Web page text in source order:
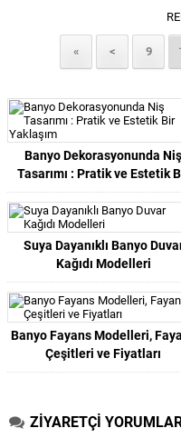
« < 9
Banyo Dekorasyonunda Niş
Tasarımı : Pratik ve Estetik
Yaklaşım
Suya Dayanıklı Banyo
Kağıdı Modelleri
Banyo Fayans Modelleri,
Çeşitleri ve Fiyatları
ZİYARETÇİ